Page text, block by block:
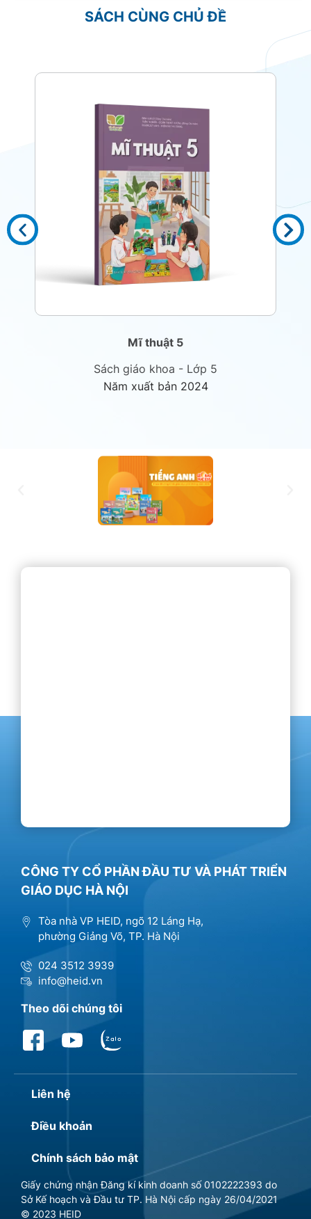
SÁCH CÙNG CHỦ ĐỀ
Mĩ thuật 5
Sách giáo khoa - Lớp 5
Năm xuất bản 2024
CÔNG TY CỔ PHẦN ĐẦU TƯ VÀ PHÁT TRIỂN
GIÁO DỤC HÀ NỘI
Tòa nhà VP HEID, ngõ 12 Láng Hạ,
phường Giảng Võ, TP. Hà Nội
024 3512 3939
info@heid.vn
Theo dõi chúng tôi
Liên hệ
Điều khoản
Chính sách bảo mật
Giấy chứng nhận Đăng kí kinh doanh số 0102222393 do
Sở Kế hoạch và Đầu tư TP. Hà Nội cấp ngày 26/04/2021
© 2023 HEID